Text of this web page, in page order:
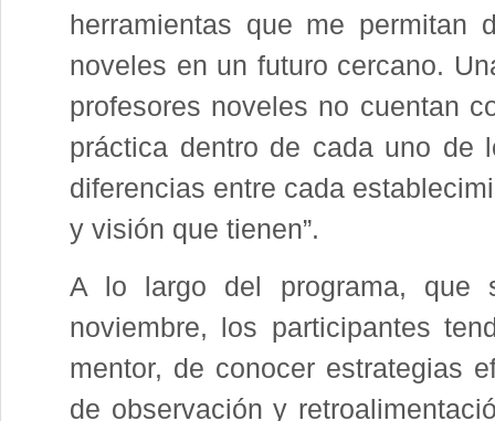
herramientas que me permitan
noveles en un futuro cercano.
profesores noveles no cuentan
práctica dentro de cada uno de
diferencias entre cada
y visión que tienen”.
A lo largo del programa, que
noviembre, los participantes
mentor, de conocer estrategias
de observación y